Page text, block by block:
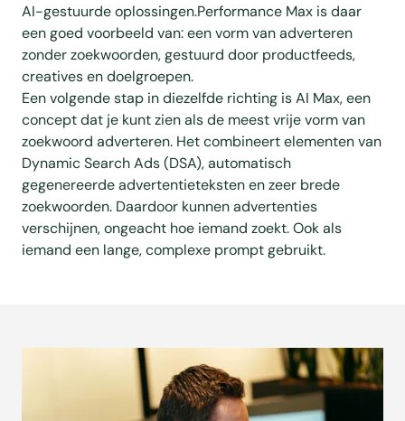
AI-gestuurde oplossingen.Performance Max is daar
een goed voorbeeld van: een vorm van adverteren
zonder zoekwoorden, gestuurd door productfeeds,
creatives en doelgroepen.
Een volgende stap in diezelfde richting is AI Max, een
concept dat je kunt zien als de meest vrije vorm van
zoekwoord adverteren. Het combineert elementen van
Dynamic Search Ads (DSA), automatisch
gegenereerde advertentieteksten en zeer brede
zoekwoorden. Daardoor kunnen advertenties
verschijnen, ongeacht hoe iemand zoekt. Ook als
iemand een lange, complexe prompt gebruikt.